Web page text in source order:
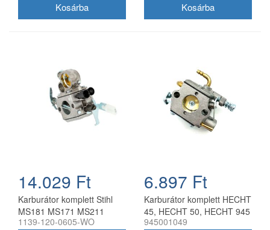
14.029 Ft
Karburátor komplett Stihl
MS181 MS171 MS211
láncfűrészhez utángyártott
1139-120-0605-WO
6.897 Ft
Karburátor komplett HECHT
45, HECHT 50, HECHT 945
láncfűrészekhez
945001049